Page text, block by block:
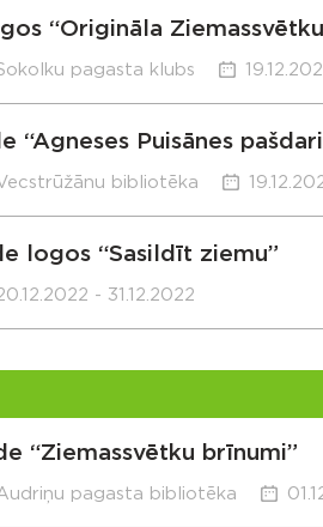
“Origināla
pagasta klubs
“Agneses Puisānes
bibliotēka
logos “Sasildīt ziemu”
- 31.12.2022
“Ziemassvētku brīnumi”
pagasta bibliotēka